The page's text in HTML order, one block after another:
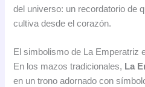
del universo: un recordatorio de
cultiva desde el corazón.
El simbolismo de La Emperatriz
En los mazos tradicionales, La
en un trono adornado con